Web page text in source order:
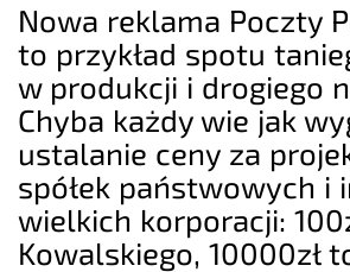
Nowa reklama Poczty
to przykład spotu
w produkcji i drogiego
Chyba każdy wie jak
ustalanie ceny za
spółek państwowych i
wielkich korporacji:
Kowalskiego, 10000zł